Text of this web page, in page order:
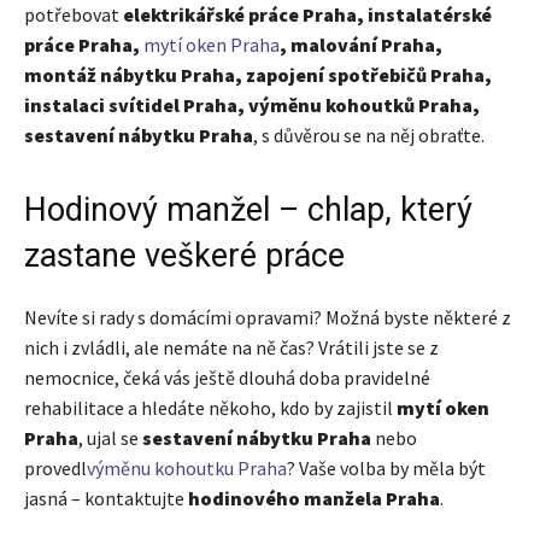
potřebovat elektrikářské práce Praha, instalatérské
práce Praha, mytí oken Praha, malování Praha,
montáž nábytku Praha, zapojení spotřebičů Praha,
instalaci svítidel Praha, výměnu kohoutků Praha,
sestavení nábytku Praha, s důvěrou se na něj obraťte.
Hodinový manžel – chlap, který
zastane veškeré práce
Nevíte si rady s domácími opravami? Možná byste některé z
nich i zvládli, ale nemáte na ně čas? Vrátili jste se z
nemocnice, čeká vás ještě dlouhá doba pravidelné
rehabilitace a hledáte někoho, kdo by zajistil mytí oken
Praha, ujal se sestavení nábytku Praha nebo
provedlvýměnu kohoutku Praha? Vaše volba by měla být
jasná – kontaktujte hodinového manžela Praha.